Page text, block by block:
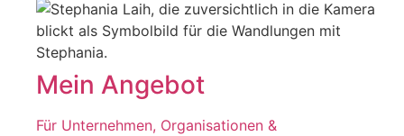
Mein Angebot
Für Unternehmen, Organisationen &